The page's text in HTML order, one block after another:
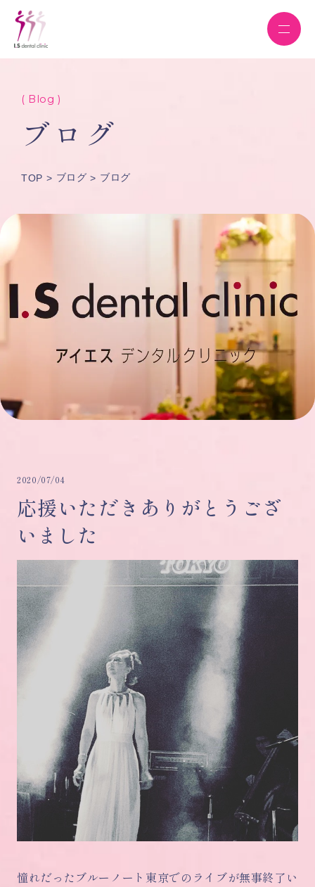
( Blog )
ブログ
TOP ブログ ブログ
2020/07/04
応援いただきありがとうござ
いました
憧れだったブルーノート東京でのライブが無事終了い